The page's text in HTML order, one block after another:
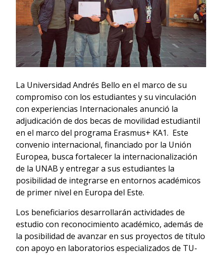
La Universidad Andrés Bello en el marco de su
compromiso con los estudiantes y su vinculación
con experiencias Internacionales anunció la
adjudicación de dos becas de movilidad estudiantil
en el marco del programa Erasmus+ KA1. Este
convenio internacional, financiado por la Unión
Europea, busca fortalecer la internacionalización
de la UNAB y entregar a sus estudiantes la
posibilidad de integrarse en entornos académicos
de primer nivel en Europa del Este.
Los beneficiarios desarrollarán actividades de
estudio con reconocimiento académico, además de
la posibilidad de avanzar en sus proyectos de título
con apoyo en laboratorios especializados de TU-